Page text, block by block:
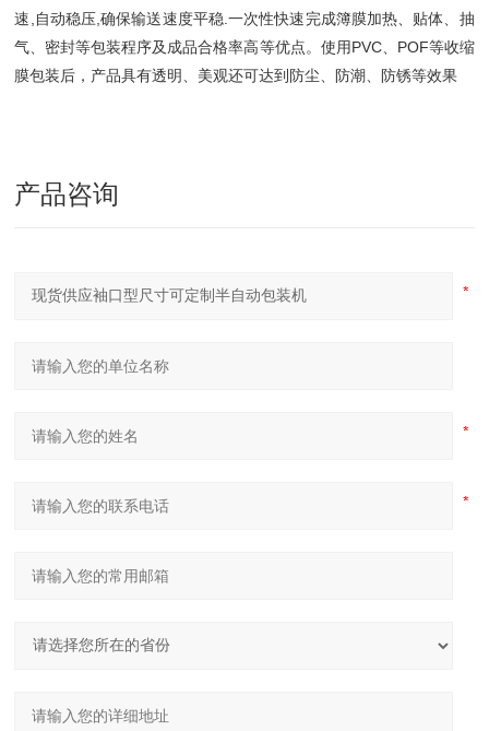
速,自动稳压,确保输送速度平稳.一次性快速完成簿膜加热、贴体、抽
气、密封等包装程序及成品合格率高等优点。使用PVC、POF等收缩
膜包装后，产品具有透明、美观还可达到防尘、防潮、防锈等效果
产品咨询